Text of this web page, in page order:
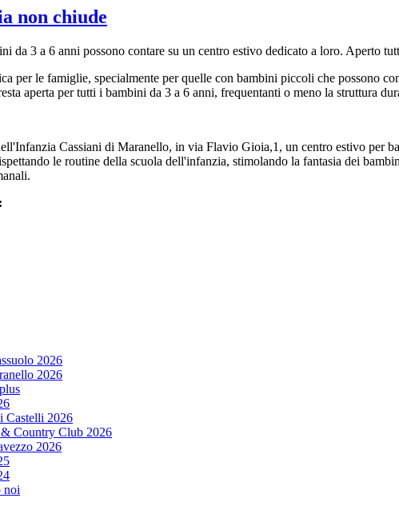
non chiude
da 3 a 6 anni possono contare su un centro estivo dedicato a loro. Aperto
per le famiglie, specialmente per quelle con bambini piccoli che possono
aperta per tutti i bambini da 3 a 6 anni, frequentanti o meno la struttura
Cassiani di Maranello, in via Flavio Gioia,1, un centro estivo per
le routine della scuola dell'infanzia, stimolando la fantasia dei
2026
2026
Castelli 2026
Country Club 2026
2026
noi